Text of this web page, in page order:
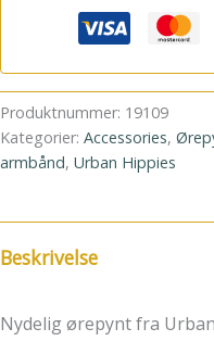
Produktnummer: 19109
Kategorier: Accessories,
armbånd, Urban Hippies
Beskrivelse
Nydelig ørepynt fra